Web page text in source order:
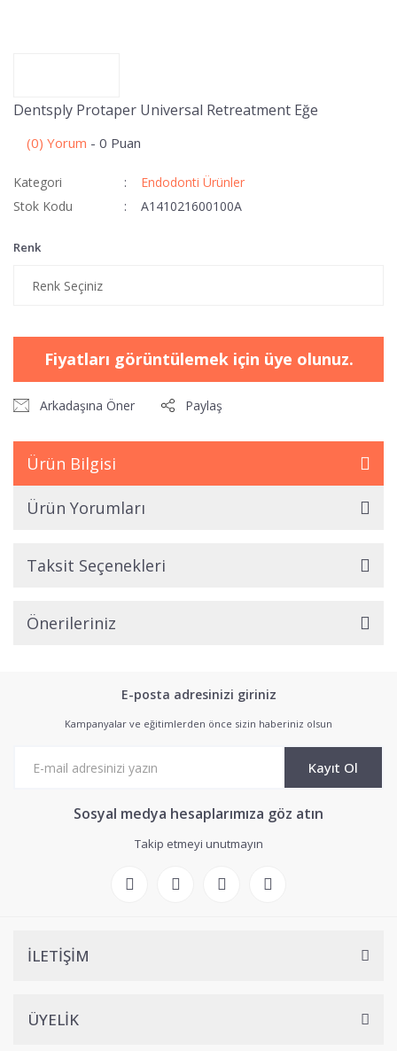
Dentsply Protaper Universal Retreatment Eğe
(0) Yorum - 0 Puan
Kategori
Endodonti Ürünler
Stok Kodu
A141021600100A
Renk
Fiyatları görüntülemek için üye olunuz.
Arkadaşına Öner Paylaş
Ürün Bilgisi
Ürün Yorumları
Taksit Seçenekleri
Önerileriniz
E-posta adresinizi giriniz
Kampanyalar ve eğitimlerden önce sizin haberiniz olsun
Kayıt Ol
Sosyal medya hesaplarımıza göz atın
Takip etmeyi unutmayın
İLETİŞİM
ÜYELİK